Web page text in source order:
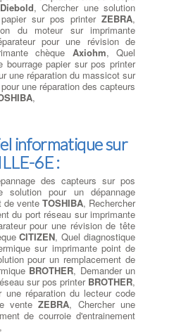
Diebold, Chercher une solution
sur pos printer ZEBRA,
du moteur sur imprimante
pour une révision de
chèque Axiohm, Quel
bourrage papier sur pos printer
une réparation du massicot sur
une réparation des capteurs
,
informatique sur
6E :
des capteurs sur pos
solution pour un dépannage
de vente TOSHIBA, Rechercher
du port réseau sur imprimante
pour une révision de tête
CITIZEN, Quel diagnostique
sur imprimante point de
pour un remplacement de
BROTHER, Demander un
sur pos printer BROTHER,
une réparation du lecteur code
venteZEBRA, Chercher une
de courroie d'entrainement
,